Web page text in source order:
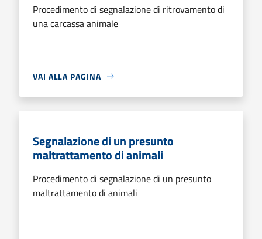
Procedimento di segnalazione di ritrovamento di
una carcassa animale
VAI ALLA PAGINA
Segnalazione di un presunto
maltrattamento di animali
Procedimento di segnalazione di un presunto
maltrattamento di animali